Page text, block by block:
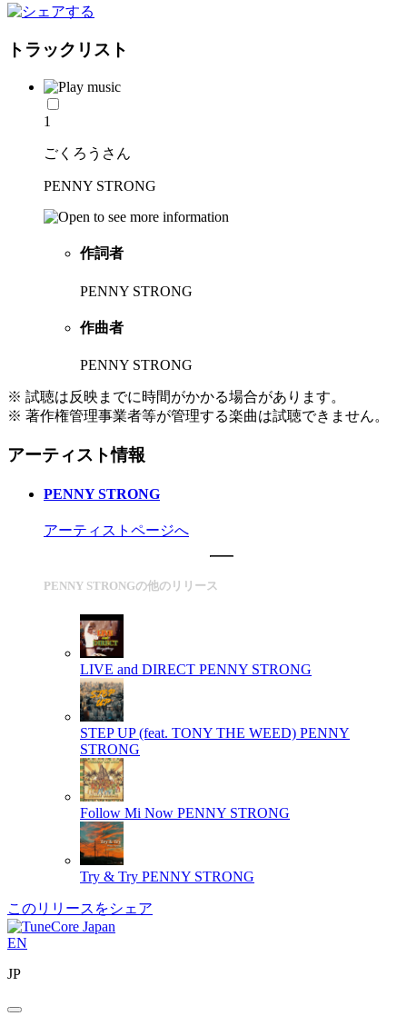
トラックリスト
1
ごくろうさん
PENNY STRONG
作詞者
PENNY STRONG
作曲者
PENNY STRONG
※ 試聴は反映までに時間がかかる場合があります。
※ 著作権管理事業者等が管理する楽曲は試聴できません。
アーティスト情報
PENNY STRONG
アーティストページへ
PENNY STRONGの他のリリース
LIVE and DIRECT PENNY STRONG
STEP UP (feat. TONY THE WEED) PENNY
STRONG
Follow Mi Now PENNY STRONG
Try & Try PENNY STRONG
このリリースをシェア
EN
JP